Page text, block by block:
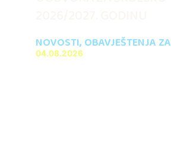
NOVOSTI, OBAVJEŠTENJA
04.08.2026